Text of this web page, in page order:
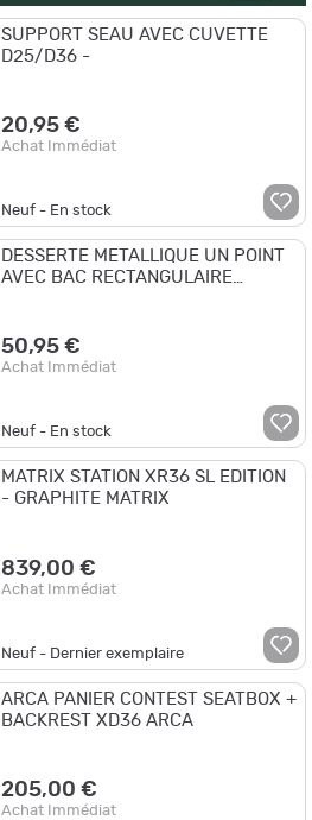
SUPPORT SEAU AVEC CUVETTE
D25/D36 -
20,95 €
Achat Immédiat
Neuf - En stock
DESSERTE METALLIQUE UN POINT
AVEC BAC RECTANGULAIRE
50,95 €
Achat Immédiat
Neuf - En stock
MATRIX STATION XR36 SL EDITION
- GRAPHITE MATRIX
839,00 €
Achat Immédiat
Neuf - Dernier exemplaire
ARCA PANIER CONTEST SEATBOX +
BACKREST XD36 ARCA
205,00 €
Achat Immédiat